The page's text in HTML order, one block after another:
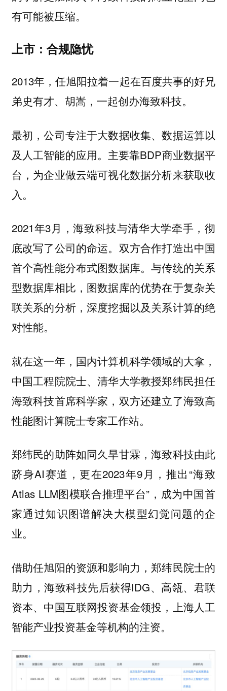
有可能被压缩。
上市：合规隐忧
2013年，任旭阳拉着一起在百度共事的好兄
弟史有才、胡嵩，一起创办海致科技。
最初，公司专注于大数据收集、数据运算以
及人工智能的应用。主要靠BDP商业数据平
台，为企业做云端可视化数据分析来获取收
入。
2021年3月，海致科技与清华大学牵手，彻
底改写了公司的命运。 双方合作打造出中国
首个高性能分布式图数据库。与传统的关系
型数据库相比，图数据库的优势在于复杂关
联关系的分析，深度挖掘以及关系计算的绝
对性能。
就在这一年，国内计算机科学领域的大拿，
中国工程院院士、清华大学教授郑纬民担任
海致科技首席科学家，双方还建立了海致高
性能图计算院士专家工作站。
郑纬民的助阵如同久旱甘霖，海致科技由此
跻身AI赛道，更在2023年9月，推出“海致
Atlas LLM图模联合推理平台”，成为中国首
家通过知识图谱解决大模型幻觉问题的企
业。
借助任旭阳的资源和影响力，郑纬民院士的
助力，海致科技先后获得IDG、高瓴、君联
资本、中国互联网投资基金领投，上海人工
智能产业投资基金等机构的注资。